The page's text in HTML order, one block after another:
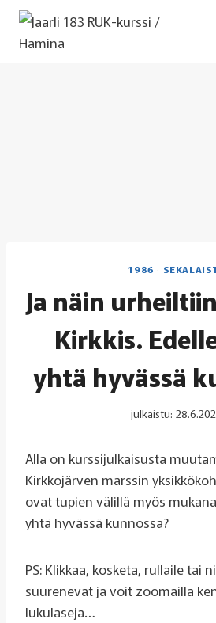
Siirry
sisältöön
1986 ·
Ja näin
Kirkkis.
yhtä hyvässä
julkaistu:
Alla on kurssijulkaisusta
Kirkkojärven marssin
ovat tupien välillä myös
yhtä hyvässä kunnossa?
PS: Klikkaa, kosketa, rullaile tai
suurenevat ja voit zoomailla
lukulaseja…